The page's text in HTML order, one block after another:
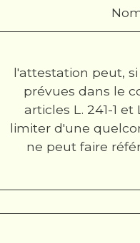
l'attestation peut,
prévues dans le
articles L. 241-1
limiter d'une
ne peut faire